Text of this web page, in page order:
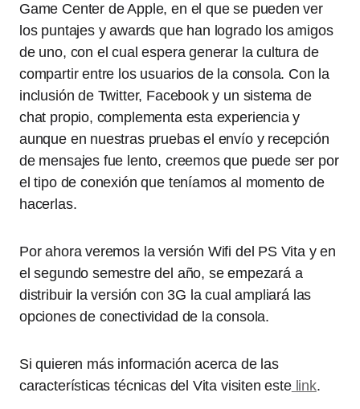
Game Center de Apple, en el que se pueden ver
los puntajes y awards que han logrado los amigos
de uno, con el cual espera generar la cultura de
compartir entre los usuarios de la consola. Con la
inclusión de Twitter, Facebook y un sistema de
chat propio, complementa esta experiencia y
aunque en nuestras pruebas el envío y recepción
de mensajes fue lento, creemos que puede ser por
el tipo de conexión que teníamos al momento de
hacerlas.
Por ahora veremos la versión Wifi del PS Vita y en
el segundo semestre del año, se empezará a
distribuir la versión con 3G la cual ampliará las
opciones de conectividad de la consola.
Si quieren más información acerca de las
características técnicas del Vita visiten estelink.